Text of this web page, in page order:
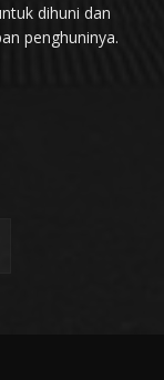
dihuni dan
penghuninya.